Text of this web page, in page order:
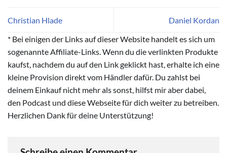
Christian Hlade
Daniel Kordan
* Bei einigen der Links auf dieser Website handelt es sich um
sogenannte Affiliate-Links. Wenn du die verlinkten Produkte
kaufst, nachdem du auf den Link geklickt hast, erhalte ich eine
kleine Provision direkt vom Händler dafür. Du zahlst bei
deinem Einkauf nicht mehr als sonst, hilfst mir aber dabei,
den Podcast und diese Webseite für dich weiter zu betreiben.
Herzlichen Dank für deine Unterstützung!